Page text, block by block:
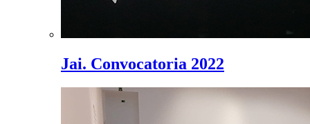
Jai. Convocatoria 2022